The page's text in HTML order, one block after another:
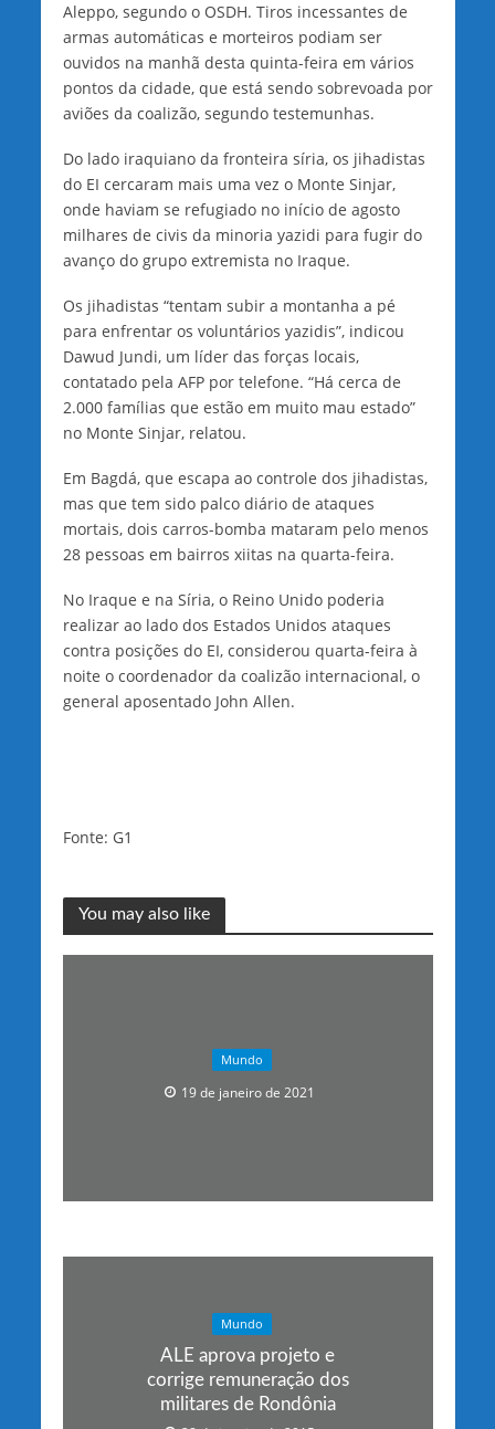
Aleppo, segundo o OSDH. Tiros incessantes de
armas automáticas e morteiros podiam ser
ouvidos na manhã desta quinta-feira em vários
pontos da cidade, que está sendo sobrevoada por
aviões da coalizão, segundo testemunhas.
Do lado iraquiano da fronteira síria, os jihadistas
do EI cercaram mais uma vez o Monte Sinjar,
onde haviam se refugiado no início de agosto
milhares de civis da minoria yazidi para fugir do
avanço do grupo extremista no Iraque.
Os jihadistas “tentam subir a montanha a pé
para enfrentar os voluntários yazidis”, indicou
Dawud Jundi, um líder das forças locais,
contatado pela AFP por telefone. “Há cerca de
2.000 famílias que estão em muito mau estado”
no Monte Sinjar, relatou.
Em Bagdá, que escapa ao controle dos jihadistas,
mas que tem sido palco diário de ataques
mortais, dois carros-bomba mataram pelo menos
28 pessoas em bairros xiitas na quarta-feira.
No Iraque e na Síria, o Reino Unido poderia
realizar ao lado dos Estados Unidos ataques
contra posições do EI, considerou quarta-feira à
noite o coordenador da coalizão internacional, o
general aposentado John Allen.
Fonte: G1
You may also like
Mundo
19 de janeiro de 2021
Mundo
ALE aprova projeto e
corrige remuneração dos
militares de Rondônia